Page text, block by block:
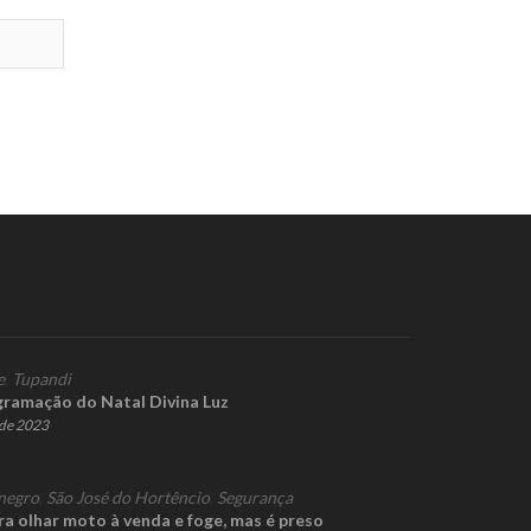
, Tupandi
do Natal Divina Luz
2023
São José do Hortêncio Segurança
olhar moto à venda e foge, mas é preso